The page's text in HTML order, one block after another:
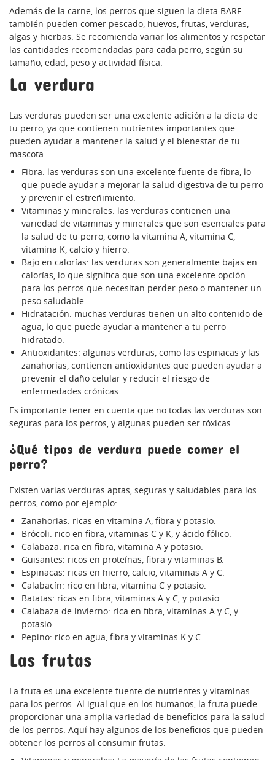
Además de la carne, los perros que siguen la dieta BARF
también pueden comer pescado, huevos, frutas, verduras,
algas y hierbas. Se recomienda variar los alimentos y respetar
las cantidades recomendadas para cada perro, según su
tamaño, edad, peso y actividad física.
La verdura
Las verduras pueden ser una excelente adición a la dieta de
tu perro, ya que contienen nutrientes importantes que
pueden ayudar a mantener la salud y el bienestar de tu
mascota.
Fibra: las verduras son una excelente fuente de fibra, lo
que puede ayudar a mejorar la salud digestiva de tu perro
y prevenir el estreñimiento.
Vitaminas y minerales: las verduras contienen una
variedad de vitaminas y minerales que son esenciales para
la salud de tu perro, como la vitamina A, vitamina C,
vitamina K, calcio y hierro.
Bajo en calorías: las verduras son generalmente bajas en
calorías, lo que significa que son una excelente opción
para los perros que necesitan perder peso o mantener un
peso saludable.
Hidratación: muchas verduras tienen un alto contenido de
agua, lo que puede ayudar a mantener a tu perro
hidratado.
Antioxidantes: algunas verduras, como las espinacas y las
zanahorias, contienen antioxidantes que pueden ayudar a
prevenir el daño celular y reducir el riesgo de
enfermedades crónicas.
Es importante tener en cuenta que no todas las verduras son
seguras para los perros, y algunas pueden ser tóxicas.
¿Qué tipos de verdura puede comer el
perro?
Existen varias verduras aptas, seguras y saludables para los
perros, como por ejemplo:
Zanahorias: ricas en vitamina A, fibra y potasio.
Brócoli: rico en fibra, vitaminas C y K, y ácido fólico.
Calabaza: rica en fibra, vitamina A y potasio.
Guisantes: ricos en proteínas, fibra y vitaminas B.
Espinacas: ricas en hierro, calcio, vitaminas A y C.
Calabacín: rico en fibra, vitamina C y potasio.
Batatas: ricas en fibra, vitaminas A y C, y potasio.
Calabaza de invierno: rica en fibra, vitaminas A y C, y
potasio.
Pepino: rico en agua, fibra y vitaminas K y C.
Las frutas
La fruta es una excelente fuente de nutrientes y vitaminas
para los perros. Al igual que en los humanos, la fruta puede
proporcionar una amplia variedad de beneficios para la salud
de los perros. Aquí hay algunos de los beneficios que pueden
obtener los perros al consumir frutas: